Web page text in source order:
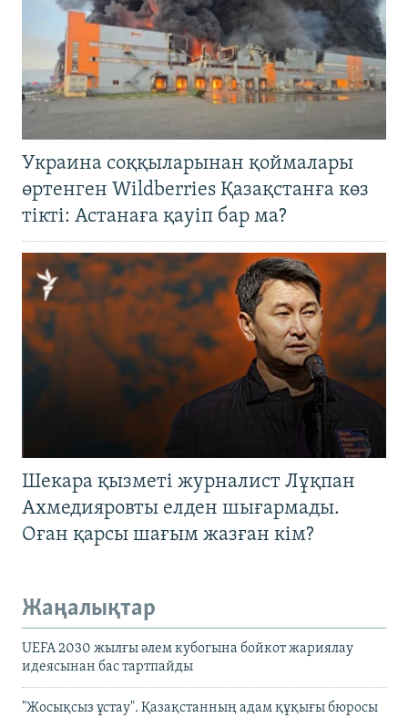
Украина соққыларынан қоймалары
өртенген Wildberries Қазақстанға көз
тікті: Астанаға қауіп бар ма?
Шекара қызметі журналист Лұқпан
Ахмедияровты елден шығармады.
Оған қарсы шағым жазған кім?
Жаңалықтар
UEFA 2030 жылғы әлем кубогына бойкот жариялау
идеясынан бас тартпайды
"Жосықсыз ұстау". Қазақстанның адам құқығы бюросы